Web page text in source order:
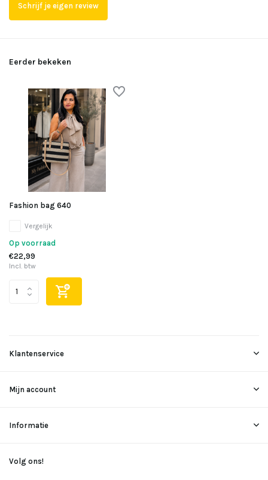
Schrijf je eigen review
Eerder bekeken
Fashion bag 640
Vergelijk
Op voorraad
€22,99
Incl. btw
Klantenservice
Mijn account
Informatie
Volg ons!